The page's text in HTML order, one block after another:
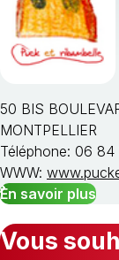
50 BIS
MONTPELLIER
Téléphone: 06
WWW:
En savoir plus
Vous